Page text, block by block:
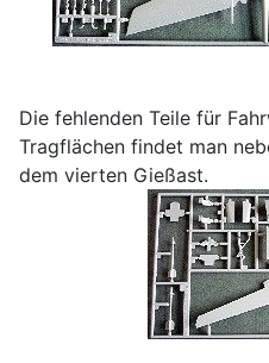
Die fehlenden Teile für
Tragflächen findet man
dem vierten Gießast.